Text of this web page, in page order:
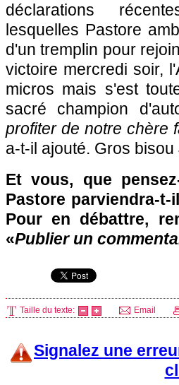
déclarations
lesquelles Pastore
d'un tremplin pour
victoire mercredi soir,
micros mais s'est
sacré champion
profiter de notre chère
a-t-il ajouté. Gros
Et vous, que
Pastore parviendra-
Pour en débattre,
«Publier un
Taille du texte: Email
Signalez une